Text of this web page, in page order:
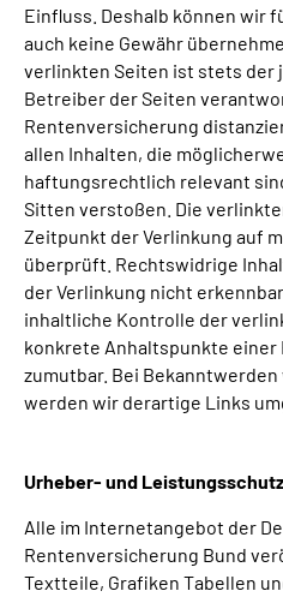
Einfluss. Deshalb können wir
auch keine Gewähr
verlinkten Seiten ist stets der
Betreiber der Seiten
Rentenversicherung
allen Inhalten, die
haftungsrechtlich relevant
Sitten verstoßen. Die
Zeitpunkt der Verlinkung auf
überprüft. Rechtswidrige
der Verlinkung nicht
inhaltliche Kontrolle der
konkrete Anhaltspunkte
zumutbar. Bei
werden wir derartige Links
Urheber- und
Alle im Internetangebot der
Rentenversicherung Bund
Textteile, Grafiken Tabellen